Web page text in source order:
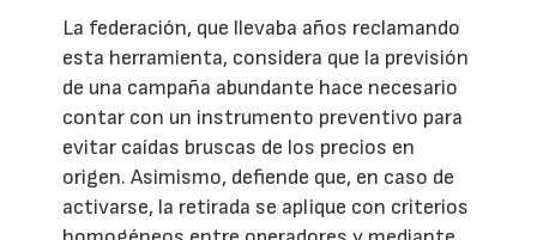
La federación, que llevaba años reclamando
esta herramienta, considera que la previsión
de una campaña abundante hace necesario
contar con un instrumento preventivo para
evitar caídas bruscas de los precios en
origen. Asimismo, defiende que, en caso de
activarse, la retirada se aplique con criterios